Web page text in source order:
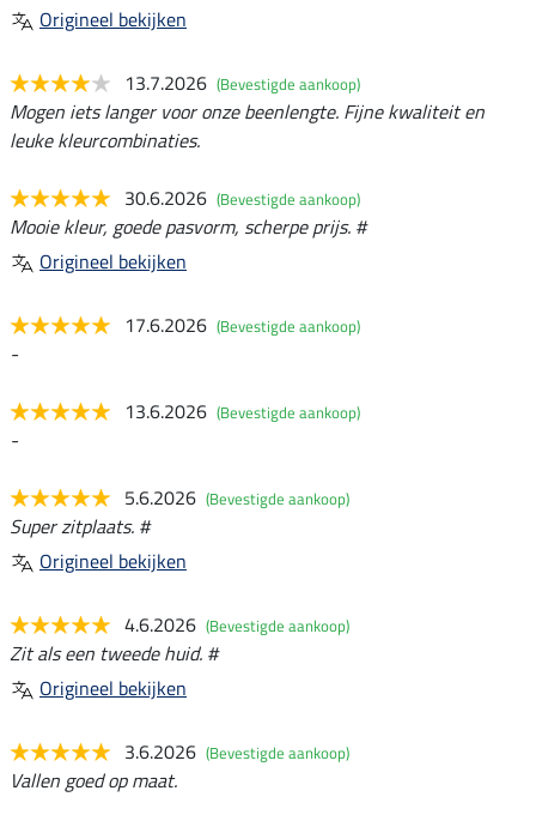
Origineel bekijken
13.7.2026 (Bevestigde aankoop)
Mogen iets langer voor onze beenlengte. Fijne kwaliteit en
leuke kleurcombinaties.
30.6.2026 (Bevestigde aankoop)
Mooie kleur, goede pasvorm, scherpe prijs. #
Origineel bekijken
17.6.2026 (Bevestigde aankoop)
-
13.6.2026 (Bevestigde aankoop)
-
5.6.2026 (Bevestigde aankoop)
Super zitplaats. #
Origineel bekijken
4.6.2026 (Bevestigde aankoop)
Zit als een tweede huid. #
Origineel bekijken
3.6.2026 (Bevestigde aankoop)
Vallen goed op maat.